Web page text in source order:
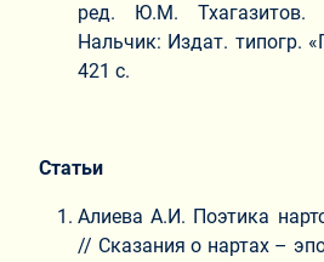
ред. Ю.М. Тхагазитов.
Нальчик: Издат. типогр.
421 с.
Статьи
Алиева А.И. Поэтика
// Сказания о нартах –